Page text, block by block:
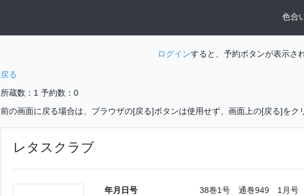
色合
ログインすると、予約ボタンが表示さ
戻る
所蔵数：1 予約数：0
前の画面に戻る場合は、ブラウザの[戻る]ボタンは使用せず、画面上の[戻る]をク
レタスクラブ
年月日号 38巻1号 通巻949 1月号